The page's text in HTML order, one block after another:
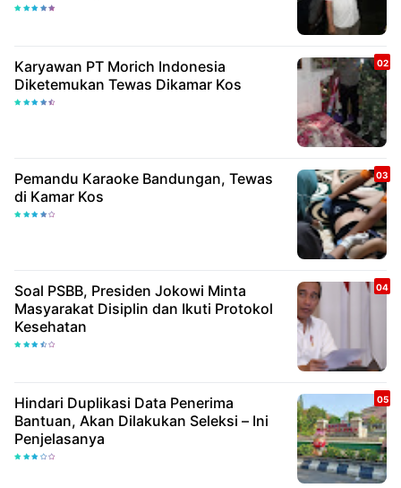
Karyawan PT Morich Indonesia
Diketemukan Tewas Dikamar Kos
Pemandu Karaoke Bandungan, Tewas
di Kamar Kos
Soal PSBB, Presiden Jokowi Minta
Masyarakat Disiplin dan Ikuti Protokol
Kesehatan
Hindari Duplikasi Data Penerima
Bantuan, Akan Dilakukan Seleksi – Ini
Penjelasanya